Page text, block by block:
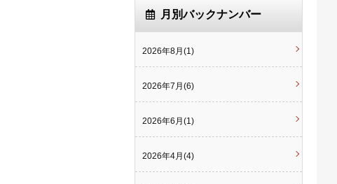
月別バックナンバー
2026年8月(1)
2026年7月(6)
2026年6月(1)
2026年4月(4)